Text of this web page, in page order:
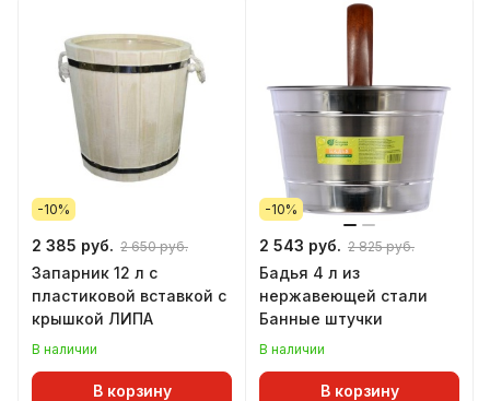
-10%
2 385 руб. 2 650 руб.
Запарник 12 л с
пластиковой вставкой с
крышкой ЛИПА
В наличии
В корзину
-10%
2 543 руб. 2 825 руб.
Бадья 4 л из
нержавеющей стали
Банные штучки
В наличии
В корзину